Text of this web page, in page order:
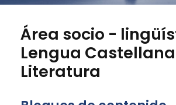
Área socio -
Lengua
Literatura